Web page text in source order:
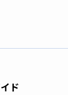
ド